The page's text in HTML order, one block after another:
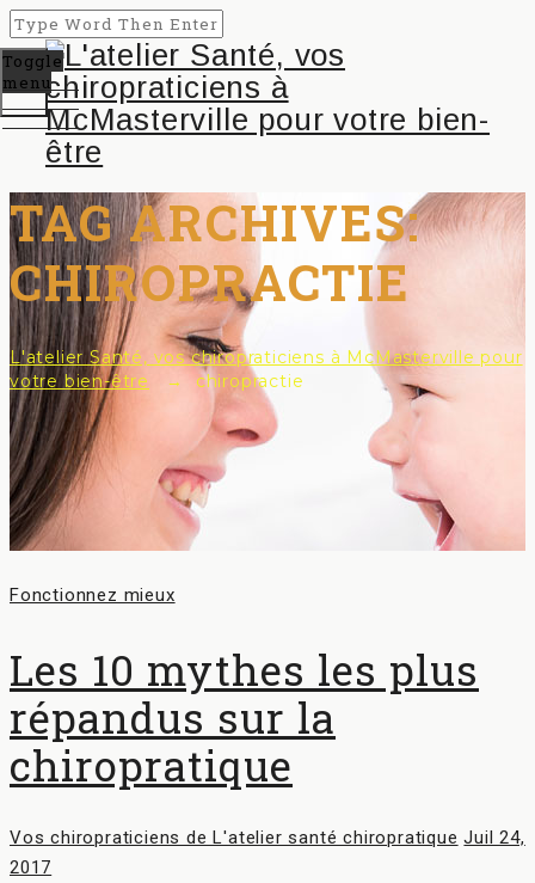
Toggle
menu
TAG ARCHIVES:
CHIROPRACTIE
L'atelier Santé, vos chiropraticiens à McMasterville pour
votre bien-être
→ chiropractie
Categories
Fonctionnez mieux
Les 10 mythes les plus
répandus sur la
chiropratique
Author
Vos chiropraticiens de L'atelier santé chiropratique Posted
Juil 24,
2017